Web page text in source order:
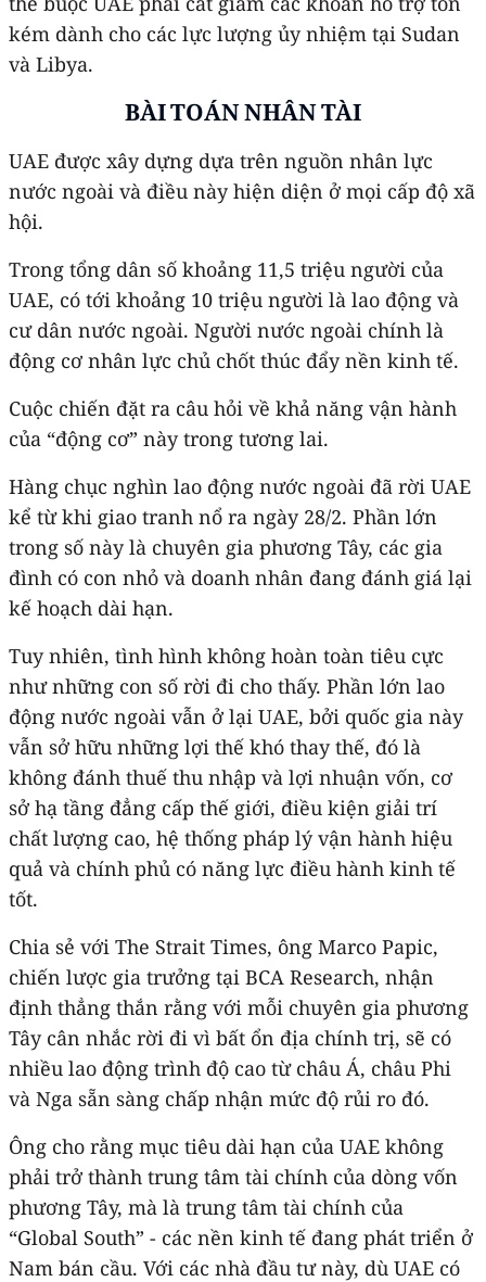
kém dành cho các lực lượng ủy nhiệm tại Sudan
và Libya.
BÀI TOÁN NHÂN TÀI
UAE được xây dựng dựa trên nguồn nhân lực
nước ngoài và điều này hiện diện ở mọi cấp độ xã
hội.
Trong tổng dân số khoảng 11,5 triệu người của
UAE, có tới khoảng 10 triệu người là lao động và
cư dân nước ngoài. Người nước ngoài chính là
động cơ nhân lực chủ chốt thúc đẩy nền kinh tế.
Cuộc chiến đặt ra câu hỏi về khả năng vận hành
của “động cơ” này trong tương lai.
Hàng chục nghìn lao động nước ngoài đã rời UAE
kể từ khi giao tranh nổ ra ngày 28/2. Phần lớn
trong số này là chuyên gia phương Tây, các gia
đình có con nhỏ và doanh nhân đang đánh giá lại
kế hoạch dài hạn.
Tuy nhiên, tình hình không hoàn toàn tiêu cực
như những con số rời đi cho thấy. Phần lớn lao
động nước ngoài vẫn ở lại UAE, bởi quốc gia này
vẫn sở hữu những lợi thế khó thay thế, đó là
không đánh thuế thu nhập và lợi nhuận vốn, cơ
sở hạ tầng đẳng cấp thế giới, điều kiện giải trí
chất lượng cao, hệ thống pháp lý vận hành hiệu
quả và chính phủ có năng lực điều hành kinh tế
tốt.
Chia sẻ với The Strait Times, ông Marco Papic,
chiến lược gia trưởng tại BCA Research, nhận
định thẳng thắn rằng với mỗi chuyên gia phương
Tây cân nhắc rời đi vì bất ổn địa chính trị, sẽ có
nhiều lao động trình độ cao từ châu Á, châu Phi
và Nga sẵn sàng chấp nhận mức độ rủi ro đó.
Ông cho rằng mục tiêu dài hạn của UAE không
phải trở thành trung tâm tài chính của dòng vốn
phương Tây, mà là trung tâm tài chính của
“Global South” - các nền kinh tế đang phát triển ở
Nam bán cầu. Với các nhà đầu tư này, dù UAE có